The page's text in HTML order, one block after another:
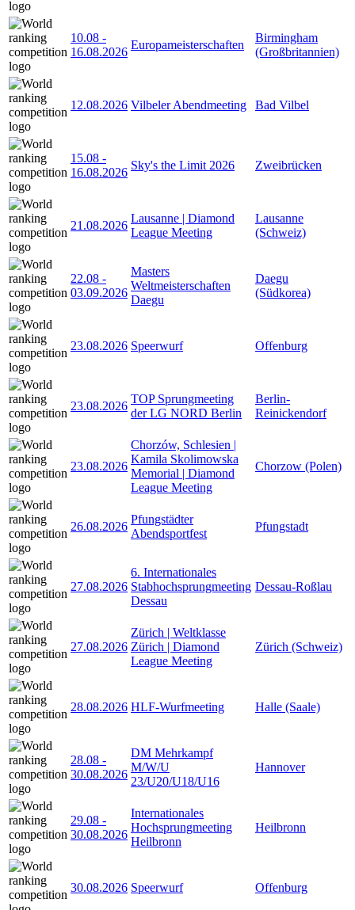
10.08 -
16.08.2026
Europameisterschaften
Birmingham
(Großbritannien)
12.08.2026 Vilbeler Abendmeeting Bad Vilbel
15.08 -
16.08.2026
Sky's the Limit 2026 Zweibrücken
21.08.2026
Lausanne | Diamond
League Meeting
Lausanne
(Schweiz)
22.08 -
03.09.2026
Masters
Weltmeisterschaften
Daegu
Daegu
(Südkorea)
23.08.2026 Speerwurf Offenburg
23.08.2026
TOP Sprungmeeting
der LG NORD Berlin
Berlin-
Reinickendorf
23.08.2026
Chorzów, Schlesien |
Kamila Skolimowska
Memorial | Diamond
League Meeting
Chorzow (Polen)
26.08.2026
Pfungstädter
Abendsportfest
Pfungstadt
27.08.2026
6. Internationales
Stabhochsprungmeeting
Dessau
Dessau-Roßlau
27.08.2026
Zürich | Weltklasse
Zürich | Diamond
League Meeting
Zürich (Schweiz)
28.08.2026 HLF-Wurfmeeting Halle (Saale)
28.08 -
30.08.2026
DM Mehrkampf
M/W/U
23/U20/U18/U16
Hannover
29.08 -
30.08.2026
Internationales
Hochsprungmeeting
Heilbronn
Heilbronn
30.08.2026 Speerwurf Offenburg